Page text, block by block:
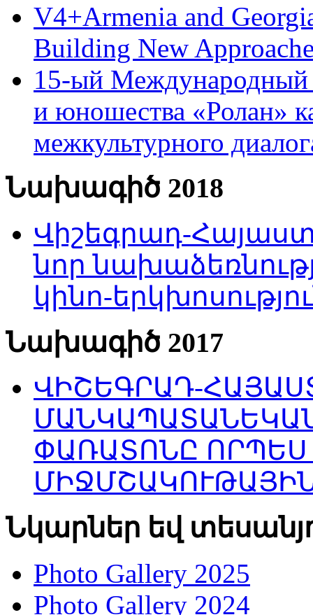
V4+Armenia and
Building New
15-ый Международный
и юношества «Ролан»
межкультурного
Նախագիծ 2018
Վիշեգրադ-
նոր
կինո-
Նախագիծ 2017
ՎԻՇԵԳՐԱԴ-
ՓԱՌԱՏՈՆԸ
Նկարներ եվ
Photo Gallery 2025
Photo Gallery 2024